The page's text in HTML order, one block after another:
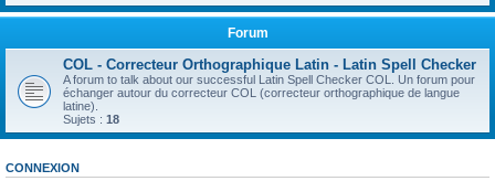
Forum
COL - Correcteur Orthographique Latin - Latin Spell Checker
A forum to talk about our successful Latin Spell Checker COL. Un forum pour
échanger autour du correcteur COL (correcteur orthographique de langue
latine).
Sujets : 18
CONNEXION